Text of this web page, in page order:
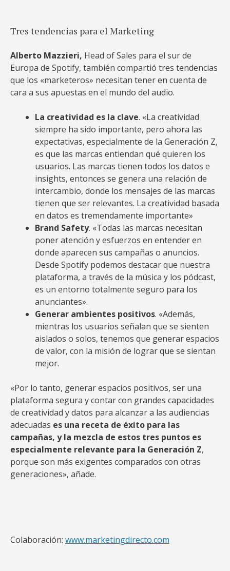
Tres tendencias para el Marketing
Alberto Mazzieri, Head of Sales para el sur de
Europa de Spotify, también compartió tres tendencias
que los «marketeros» necesitan tener en cuenta de
cara a sus apuestas en el mundo del audio.
La creatividad es la clave. «La creatividad
siempre ha sido importante, pero ahora las
expectativas, especialmente de la Generación Z,
es que las marcas entiendan qué quieren los
usuarios. Las marcas tienen todos los datos e
insights, entonces se genera una relación de
intercambio, donde los mensajes de las marcas
tienen que ser relevantes. La creatividad basada
en datos es tremendamente importante»
Brand Safety. «Todas las marcas necesitan
poner atención y esfuerzos en entender en
donde aparecen sus campañas o anuncios.
Desde Spotify podemos destacar que nuestra
plataforma, a través de la música y los pódcast,
es un entorno totalmente seguro para los
anunciantes».
Generar ambientes positivos. «Además,
mientras los usuarios señalan que se sienten
aislados o solos, tenemos que generar espacios
de valor, con la misión de lograr que se sientan
mejor.
«Por lo tanto, generar espacios positivos, ser una
plataforma segura y contar con grandes capacidades
de creatividad y datos para alcanzar a las audiencias
adecuadas es una receta de éxito para las
campañas, y la mezcla de estos tres puntos es
especialmente relevante para la Generación Z,
porque son más exigentes comparados con otras
generaciones», añade.
Colaboración: www.marketingdirecto.com